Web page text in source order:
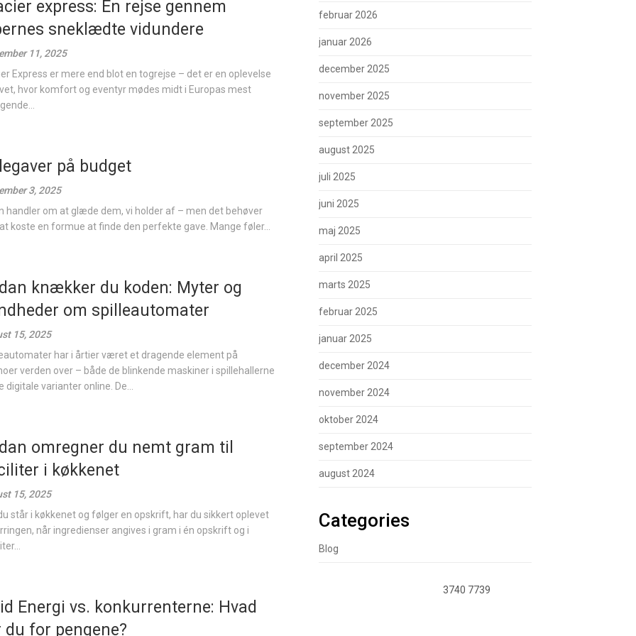
express: En rejse gennem
sneklædte vidundere
11, 2025
Express er mere end blot en togrejse – det er en oplevelse
hvor komfort og eventyr mødes midt i Europas mest
på budget
3, 2025
handler om at glæde dem, vi holder af – men det behøver
koste en formue at finde den perfekte gave. Mange føler...
knækker du koden: Myter og
om spilleautomater
15, 2025
har i årtier været et dragende element på
verden over – både de blinkende maskiner i spillehallerne
digitale varianter online. De...
omregner du nemt gram til
i køkkenet
15, 2025
står i køkkenet og følger en opskrift, har du sikkert oplevet
når ingredienser angives i gram i én opskrift og i
Energi vs. konkurrenterne: Hvad
for pengene?
februar 2026
januar 2026
december 2025
november 2025
september 2025
august 2025
juli 2025
juni 2025
maj 2025
april 2025
marts 2025
februar 2025
januar 2025
december 2024
november 2024
oktober 2024
september 2024
august 2024
Categories
Blog
3740 7739